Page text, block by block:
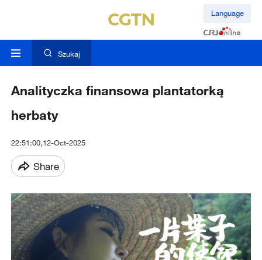
Language
Szukaj
Analityczka finansowa plantatorką
herbaty
22:51:00,12-Oct-2025
Share